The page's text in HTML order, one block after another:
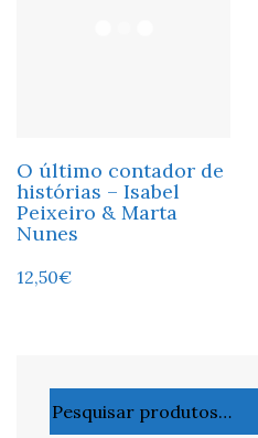
O último contador de
histórias – Isabel
Peixeiro & Marta
Nunes
12,50€
por: